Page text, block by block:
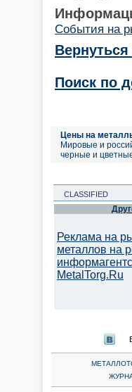
События на
Поиск по
Цены на
Мировые и
черные и
CLASSIFIED
Реклама на
металлов на
MetalTorg.Ru